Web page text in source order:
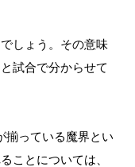
しょう。その意味
試合で分からせて
っている魔界とい
ことについては、